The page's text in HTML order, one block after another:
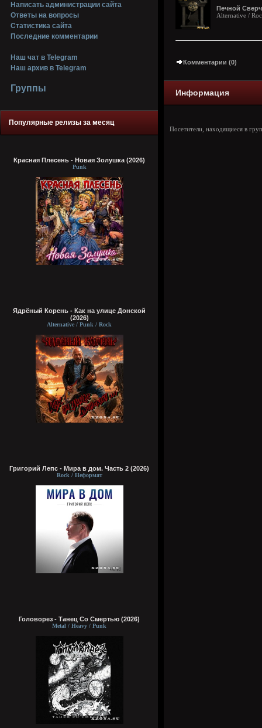
Написать администрации сайта
Ответы на вопросы
Статистика сайта
Последние комментарии
Наш чат в Telegram
Наш архив в Telegram
Группы
Популярные релизы за месяц
Красная Плесень - Новая Золушка (2026)
Punk
Ядрёный Корень - Как на улице Донской
(2026)
Alternative / Punk / Rock
Григорий Лепс - Мира в дом. Часть 2 (2026)
Rock / Неформат
Головорез - Tанец Со Смертью (2026)
Metal / Heavy / Punk
Печной
Alternative /
Комментарии (0)
Информация
Посетители, находящиеся в